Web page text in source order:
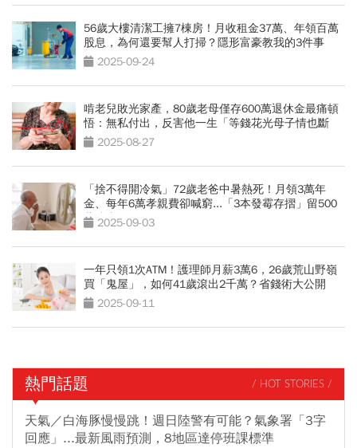
56歲大樓清潔工擁7棟房！月收租金37萬、年領百萬
股息，為何還要幫人打掃？隱形富豪教我的3件事
2025-09-24
啃老兒敗光家產，80歲老母僅存600萬退休金最痛頓
悟：無私付出，反害他一生「等錢花光母子情也斷
了」2025-08-27
「捨不得開冷氣」72歲老爸中暑熱死！月領3萬年
金、每年6萬孝親費卻喊窮...「3本發霉存摺」留500
萬遺產啟示
2025-09-03
一年只領1次ATM！護理師月薪3萬6，26歲荒山野嶺
買「鬼屋」，如何41歲滾出2千萬？省錢術大公開
2025-09-11
熱門話題 / HOT STORIES /
天氣／白海豚慢慢跳！週日陸警有可能？氣象署「3字
回應」...最新風雨預測，8地區達停班課標準